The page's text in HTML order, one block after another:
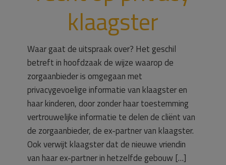
klaagster
Waar gaat de uitspraak over? Het geschil
betreft in hoofdzaak de wijze waarop de
zorgaanbieder is omgegaan met
privacygevoelige informatie van klaagster en
haar kinderen, door zonder haar toestemming
vertrouwelijke informatie te delen de cliënt van
de zorgaanbieder, de ex-partner van klaagster.
Ook verwijt klaagster dat de nieuwe vriendin
van haar ex-partner in hetzelfde gebouw […]